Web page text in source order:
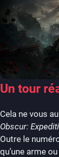
Un tour
Cela ne vous
Obscur:
Outre le
qu’une arme